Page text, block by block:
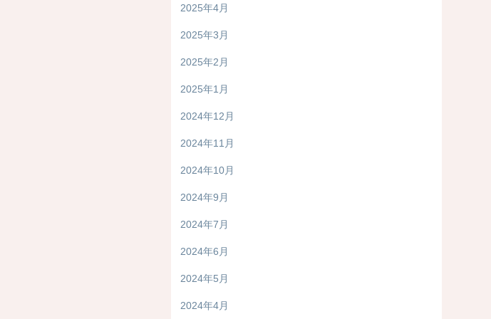
2025年4月
2025年3月
2025年2月
2025年1月
2024年12月
2024年11月
2024年10月
2024年9月
2024年7月
2024年6月
2024年5月
2024年4月